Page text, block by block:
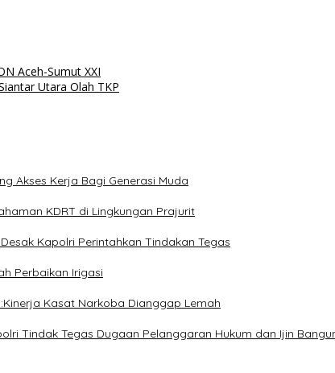
Aceh-Sumut XXI
Utara Olah TKP
Akses Kerja Bagi Generasi Muda
KDRT di Lingkungan Prajurit
Kapolri Perintahkan Tindakan Tegas
Perbaikan Irigasi
Kasat Narkoba Dianggap Lemah
Tindak Tegas Dugaan Pelanggaran Hukum dan Ijin